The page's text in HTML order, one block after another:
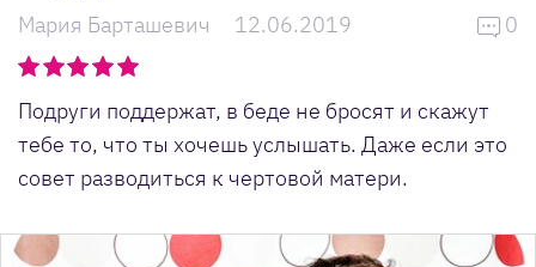
Мария Барташевич 12.06.2019 0
Подруги поддержат, в беде не бросят и скажут
тебе то, что ты хочешь услышать. Даже если это
совет разводиться к чертовой матери.